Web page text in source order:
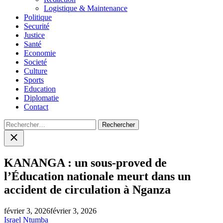
Logistique & Maintenance
Politique
Securité
Justice
Santé
Economie
Societé
Culture
Sports
Education
Diplomatie
Contact
Rechercher :
Close
search
KANANGA : un sous-proved de
l’Éducation nationale meurt dans un
accident de circulation à Nganza
février 3, 2026février 3, 2026
Israel Ntumba